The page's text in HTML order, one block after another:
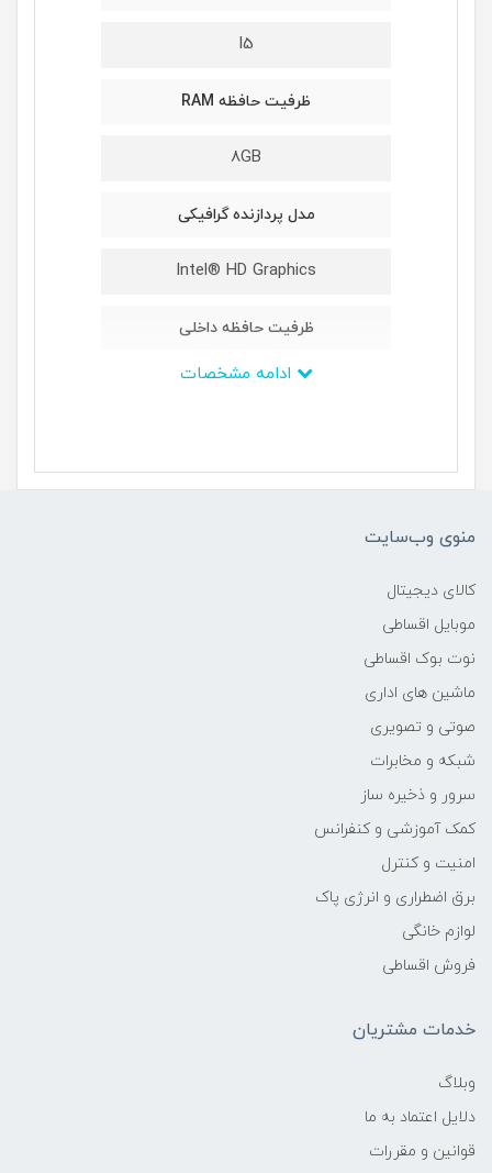
I5
ظرفیت حافظه RAM
8GB
مدل پردازنده گرافیکی
Intel® HD Graphics
ظرفیت حافظه داخلی
1TB
185.3×404.8×490.2 میلی متر
منوی وب‌سایت
کالای دیجیتال
موبایل اقساطی
نوت بوک اقساطی
ماشین های اداری
صوتی و تصویری
شبکه و مخابرات
سرور و ذخیره ساز
کمک آموزشی و کنفرانس
امنیت و کنترل
برق اضطراری و انرژی پاک
لوازم خانگی
فروش اقساطی
خدمات مشتریان
وبلاگ
دلایل اعتماد به ما
قوانین و مقررات